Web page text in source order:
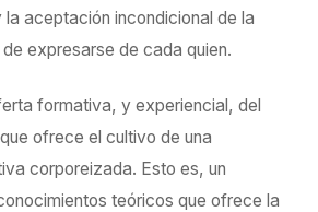
aceptación incondicional de la
expresarse de cada quien.
formativa, y experiencial, del
ofrece el cultivo de una
corporeizada. Esto es, un
teóricos que ofrece la